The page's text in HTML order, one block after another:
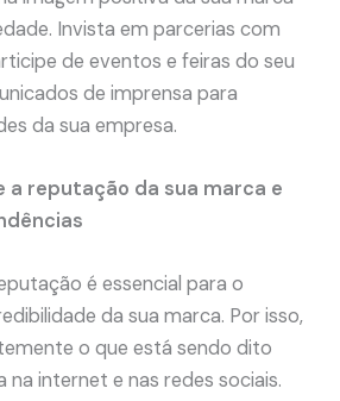
Invista em parcerias com
de eventos e feiras do seu
de imprensa para
da sua empresa.
a reputação da sua marca e
é essencial para o
da sua marca. Por isso,
o que está sendo dito
na internet e nas redes sociais.